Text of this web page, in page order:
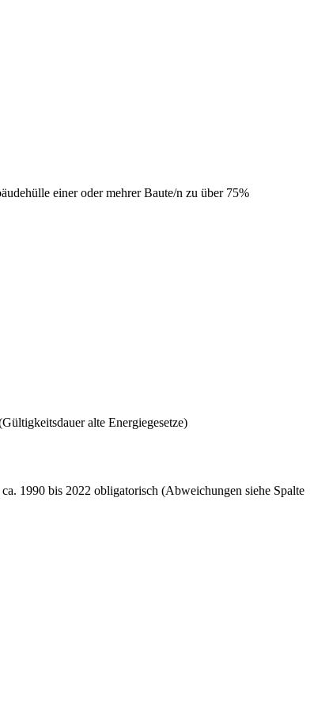
einer oder mehrer Baute/n zu über 75%
alte Energiegesetze)
1990 bis 2022 obligatorisch (Abweichungen siehe Spalte